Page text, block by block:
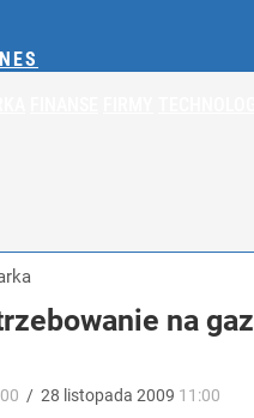
na gaz
/ 28 listopada 2009 11:00